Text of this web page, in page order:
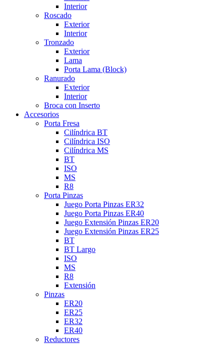
Interior
Roscado
Exterior
Interior
Tronzado
Exterior
Lama
Porta Lama (Block)
Ranurado
Exterior
Interior
Broca con Inserto
Accesorios
Porta Fresa
Cilíndrica BT
Cilíndrica ISO
Cilíndrica MS
BT
ISO
MS
R8
Porta Pinzas
Juego Porta Pinzas ER32
Juego Porta Pinzas ER40
Juego Extensión Pinzas ER20
Juego Extensión Pinzas ER25
BT
BT Largo
ISO
MS
R8
Extensión
Pinzas
ER20
ER25
ER32
ER40
Reductores